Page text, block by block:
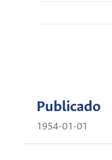
Publicado
1954-01-01